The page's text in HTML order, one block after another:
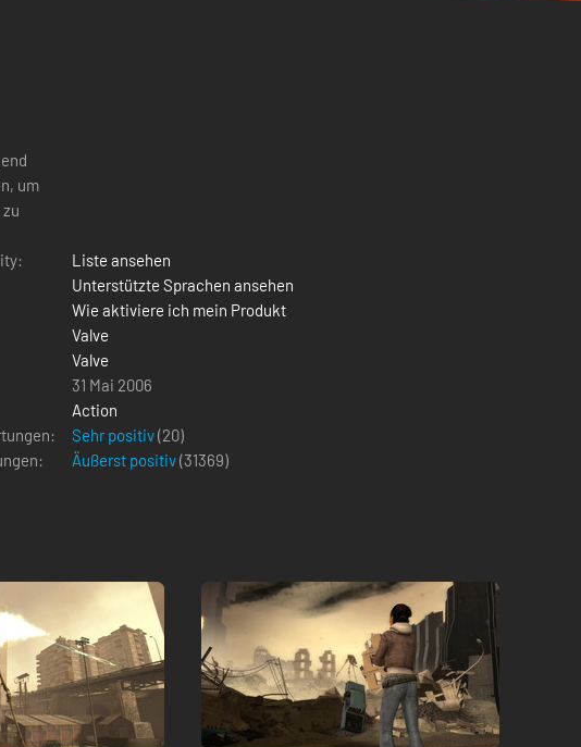
um
Liste ansehen
Unterstützte Sprachen ansehen
Wie aktiviere ich mein Produkt
Valve
Valve
31 Mai 2006
Action
Sehr positiv(20)
Äußerst positiv(31369)